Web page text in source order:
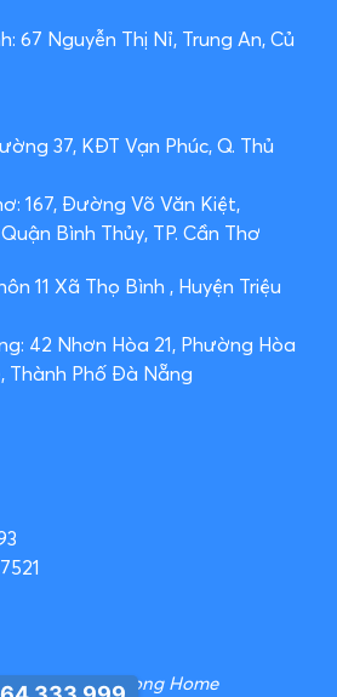
67 Nguyễn Thị Nỉ, Trung An, Củ
37, KĐT Vạn Phúc, Q. Thủ
167, Đường Võ Văn Kiệt,
Bình Thủy, TP. Cần Thơ
11 Xã Thọ Bình , Huyện Triệu
42 Nhơn Hòa 21, Phường Hòa
Thành Phố Đà Nẵng
– Thao Luong Home​